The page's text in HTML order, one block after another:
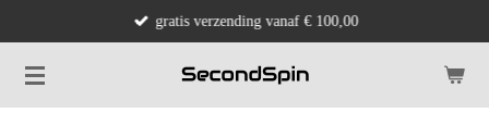
naar
de
gratis verzending vanaf € 100,00